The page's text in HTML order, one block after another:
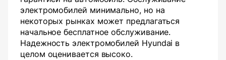
электромобилей минимально, но на
некоторых рынках может предлагаться
начальное бесплатное обслуживание.
Надежность электромобилей Hyundai в
целом оценивается высоко.